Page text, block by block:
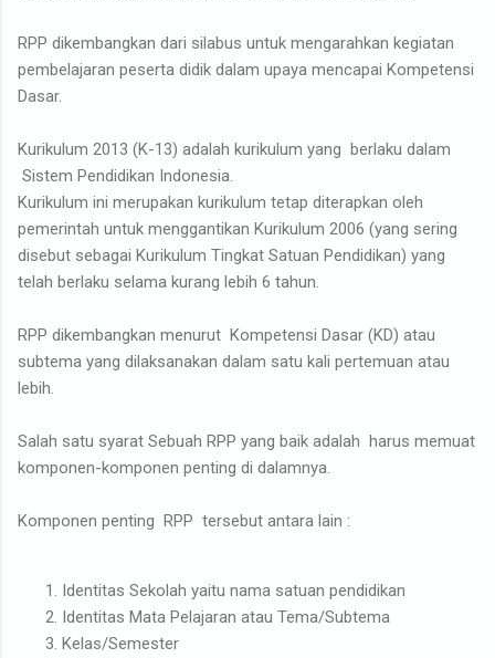
RPP dikembangkan dari silabus untuk mengarahkan kegiatan
pembelajaran peserta didik dalam upaya mencapai Kompetensi
Dasar.
Kurikulum 2013 (K-13) adalah kurikulum yang berlaku dalam
Sistem Pendidikan Indonesia.
Kurikulum ini merupakan kurikulum tetap diterapkan oleh
pemerintah untuk menggantikan Kurikulum 2006 (yang sering
disebut sebagai Kurikulum Tingkat Satuan Pendidikan) yang
telah berlaku selama kurang lebih 6 tahun.
RPP dikembangkan menurut Kompetensi Dasar (KD) atau
subtema yang dilaksanakan dalam satu kali pertemuan atau
lebih.
Salah satu syarat Sebuah RPP yang baik adalah harus memuat
komponen-komponen penting di dalamnya.
Komponen penting RPP tersebut antara lain :
Identitas Sekolah yaitu nama satuan pendidikan
Identitas Mata Pelajaran atau Tema/Subtema
Kelas/Semester